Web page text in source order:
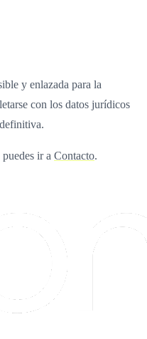
y enlazada para la
con los datos jurídicos
ir a Contacto.